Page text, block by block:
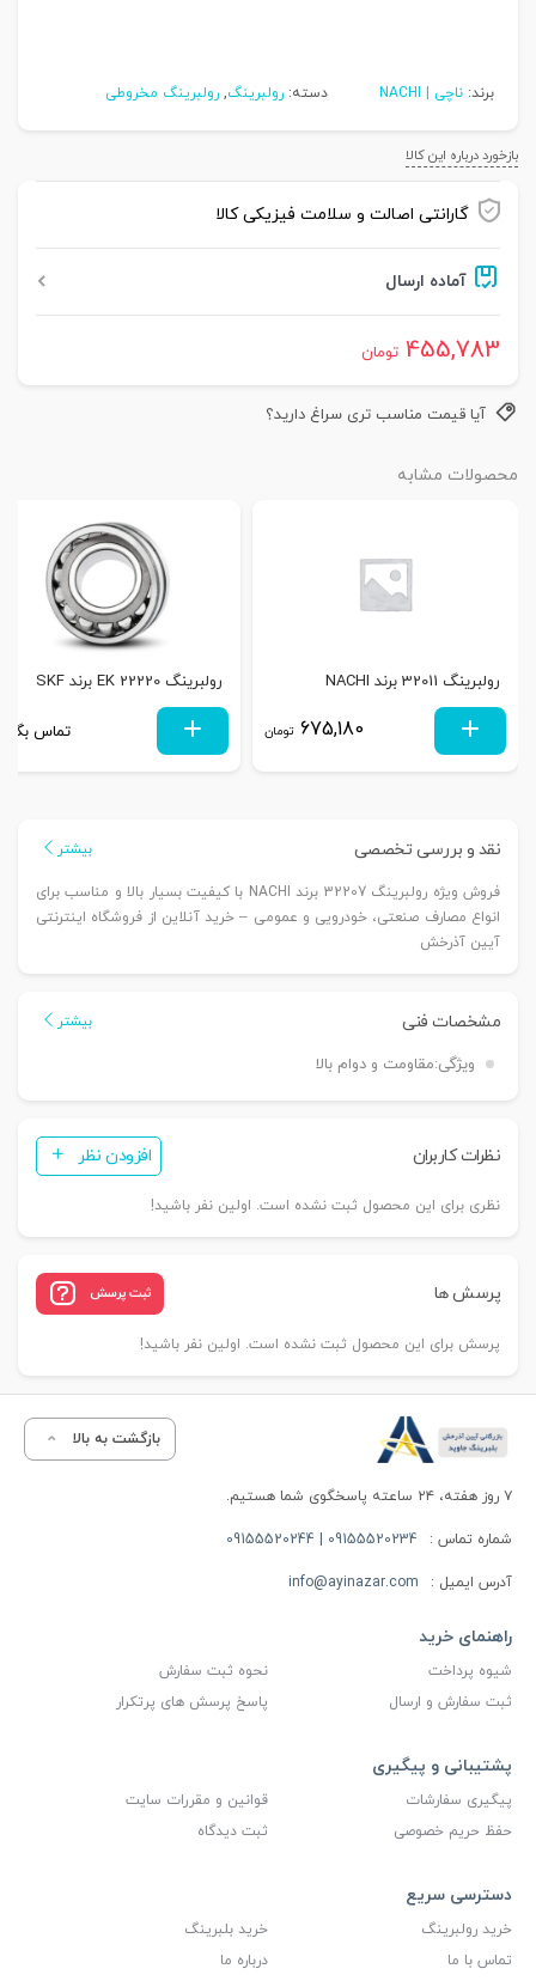
برند: ناچی | NACHI دسته: رولبرینگ, رولبرینگ مخروطی
بازخورد درباره این کالا
گارانتی اصالت و سلامت فیزیکی کالا
آماده ارسال
455,783 تومان
آیا قیمت مناسب تری سراغ دارید؟
محصولات مشابه
رولبرینگ 32011 برند NACHI
675,180 تومان
رولبرینگ 22220 EK برند SKF
تماس
نقد و بررسی تخصصی بیشتر
فروش ویژه رولبرینگ 32207 برند NACHI با کیفیت بسیار بالا و مناسب برای
انواع مصارف صنعتی، خودرویی و عمومی – خرید آنلاین از فروشگاه اینترنتی
آیین آذرخش
مشخصات فنی بیشتر
ویژگی:مقاومت و دوام بالا
نظرات کاربران افزودن نظر
نظری برای این محصول ثبت نشده است. اولین نفر باشید!
پرسش ها ثبت پرسش
پرسش برای این محصول ثبت نشده است. اولین نفر باشید!
بازگشت به بالا
۷ روز هفته، ۲۴ ساعته پاسخگوی شما هستیم.
شماره تماس : 09155520234 | 09155520244
آدرس ایمیل : info@ayinazar.com
راهنمای خرید
شیوه پرداخت
نحوه ثبت سفارش
ثبت سفارش و ارسال
پاسخ پرسش های پرتکرار
پشتیبانی و پیگیری
پیگیری سفارشات
قوانین و مقررات سایت
حفظ حریم خصوصی
ثبت دیدگاه
دسترسی سریع
خرید رولبرینگ
خرید بلبرینگ
تماس با ما
درباره ما